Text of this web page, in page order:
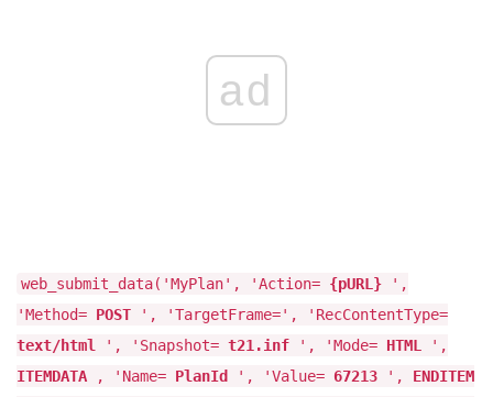
ad
web_submit_data('MyPlan', 'Action= {pURL} ',
'Method= POST ', 'TargetFrame=', 'RecContentType=
text/html ', 'Snapshot= t21.inf ', 'Mode= HTML ',
ITEMDATA , 'Name= PlanId ', 'Value= 67213 ', ENDITEM